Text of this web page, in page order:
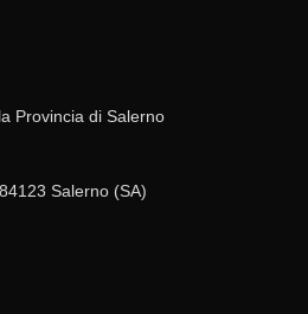
Provincia di Salerno
Salerno (SA)